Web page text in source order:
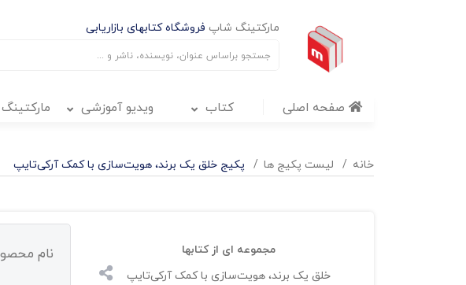
مارکتینگ شاپ فروشگاه کتابهای بازاریابی
صفحه اصلی کتاب ویدیو آموزشی
خانه لیست پکیج ها پکیج خلق یک برند، هویت‌سازی با کمک آرکی‌تایپ
مجموعه ای از کتابها
خلق یک برند، هویت‌سازی با کمک آرکی‌تایپ
نام